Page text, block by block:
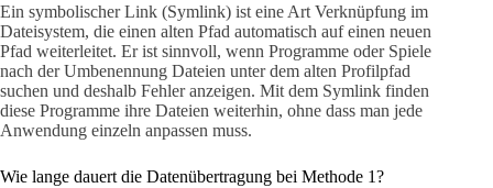
Ein symbolischer Link (Symlink) ist eine Art Verknüpfung im
Dateisystem, die einen alten Pfad automatisch auf einen neuen
Pfad weiterleitet. Er ist sinnvoll, wenn Programme oder Spiele
nach der Umbenennung Dateien unter dem alten Profilpfad
suchen und deshalb Fehler anzeigen. Mit dem Symlink finden
diese Programme ihre Dateien weiterhin, ohne dass man jede
Anwendung einzeln anpassen muss.
Wie lange dauert die Datenübertragung bei Methode 1?